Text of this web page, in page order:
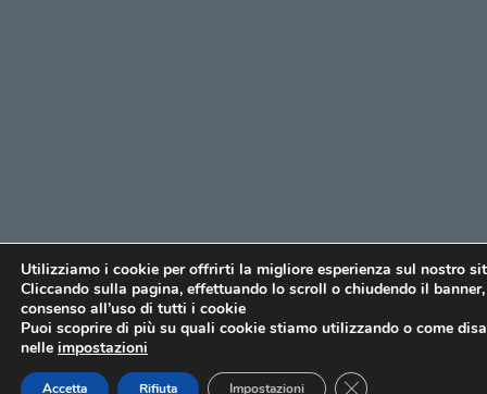
Utilizziamo i cookie per offrirti la migliore esperienza sul nostro
Cliccando sulla pagina, effettuando lo scroll o chiudendo il
consenso all’uso di tutti i cookie
Puoi scoprire di più su quali cookie stiamo utilizzando o come
nelle impostazioni
Accetta Rifiuta Impostazioni CLOSE GDPR